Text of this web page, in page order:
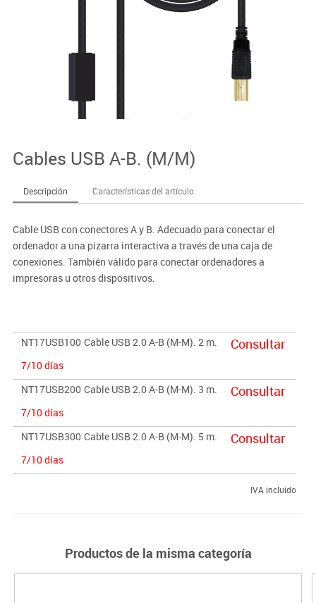
Cables USB A-B. (M/M)
Descripción Características del artículo
Cable USB con conectores A y B. Adecuado para conectar el
ordenador a una pizarra interactiva a través de una caja de
conexiones. También válido para conectar ordenadores a
impresoras u otros dispositivos.
NT17USB100 Cable USB 2.0 A-B (M-M). 2 m.
7/10 días
Consultar
NT17USB200 Cable USB 2.0 A-B (M-M). 3 m.
7/10 días
Consultar
NT17USB300 Cable USB 2.0 A-B (M-M). 5 m.
7/10 días
Consultar
IVA incluido
Productos de la misma categoría